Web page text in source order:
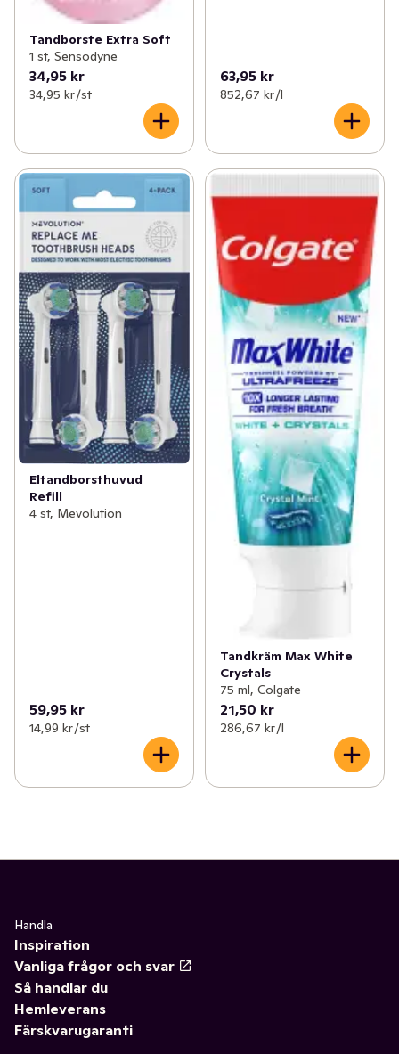
Tandborste Extra Soft
1 st, Sensodyne
34,95 kr
34,95 kr /st
63,95 kr
852,67 kr /l
Eltandborsthuvud
Refill
4 st, Mevolution
59,95 kr
14,99 kr /st
Tandkräm Max White
Crystals
75 ml, Colgate
21,50 kr
286,67 kr /l
Handla
Inspiration
Vanliga frågor och svar
Så handlar du
Hemleverans
Färskvarugaranti